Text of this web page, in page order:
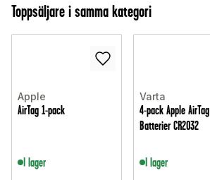
Toppsäljare i samma kategori
Apple
AirTag 1-pack
I lager
Varta
4-pack Apple AirTag
Batterier CR2032
I lager